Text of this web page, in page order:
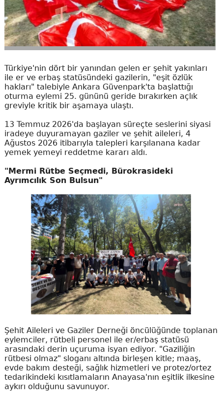
Türkiye'nin dört bir yanından gelen er şehit yakınları
ile er ve erbaş statüsündeki gazilerin, "eşit özlük
hakları" talebiyle Ankara Güvenpark'ta başlattığı
oturma eylemi 25. gününü geride bırakırken açlık
greviyle kritik bir aşamaya ulaştı.
13 Temmuz 2026'da başlayan süreçte seslerini siyasi
iradeye duyuramayan gaziler ve şehit aileleri, 4
Ağustos 2026 itibarıyla talepleri karşılanana kadar
yemek yemeyi reddetme kararı aldı.
"Mermi Rütbe Seçmedi, Bürokrasideki
Ayrımcılık Son Bulsun"
Şehit Aileleri ve Gaziler Derneği öncülüğünde toplanan
eylemciler, rütbeli personel ile er/erbaş statüsü
arasındaki derin uçuruma isyan ediyor. "Gaziliğin
rütbesi olmaz" sloganı altında birleşen kitle; maaş,
evde bakım desteği, sağlık hizmetleri ve protez/ortez
tedarikindeki kısıtlamaların Anayasa'nın eşitlik ilkesine
aykırı olduğunu savunuyor.